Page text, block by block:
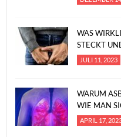
WAS
STECKT
JULI 11, 2023
WARUM
WIE MAN
APRIL 17,